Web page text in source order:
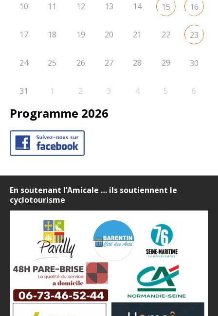
10 11 12 13 14 15 16
17 18 19 20 21 22 23
24 25 26 27 28 29 30
31 1 2 3 4 5 6
Programme 2026
En soutenant l’Amicale … ils soutiennent le
cyclotourisme